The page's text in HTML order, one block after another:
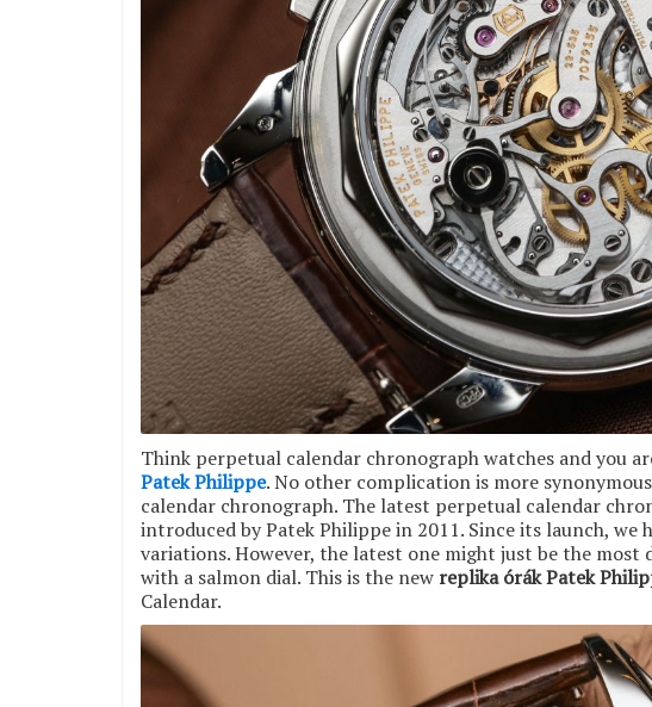
Think perpetual calendar chronograph watches and you
Patek Philippe. No other complication is more
calendar chronograph. The latest perpetual calendar
introduced by Patek Philippe in 2011. Since its launch, we
variations. However, the latest one might just be the most
with a salmon dial. This is the new replika órák Patek
Calendar.